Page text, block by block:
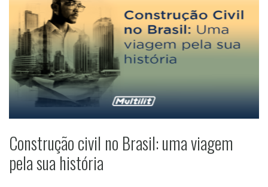
Construção civil no Brasil: uma viagem
pela sua história